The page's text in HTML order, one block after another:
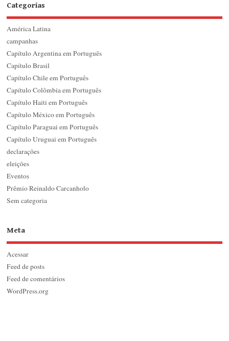
Categorias
América Latina
campanhas
Capítulo Argentina em Português
Capítulo Brasil
Capítulo Chile em Português
Capítulo Colômbia em Português
Capítulo Haiti em Português
Capítulo México em Português
Capítulo Paraguai em Português
Capítulo Uruguai em Português
declarações
eleições
Eventos
Prêmio Reinaldo Carcanholo
Sem categoria
Meta
Acessar
Feed de posts
Feed de comentários
WordPress.org